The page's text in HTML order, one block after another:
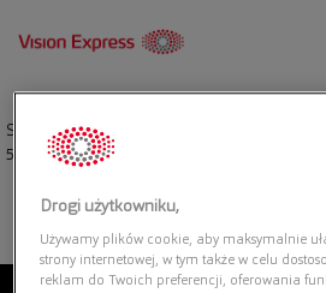
Strona główna|
500313
Drogi użytkowniku,
Używamy plików cookie, aby maksymalnie
strony internetowej, w tym także w celu
reklam do Twoich preferencji, oferowania